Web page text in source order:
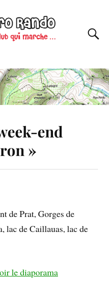
end
»
de Prat, Gorges de
lac de Caillauas, lac de
le diaporama